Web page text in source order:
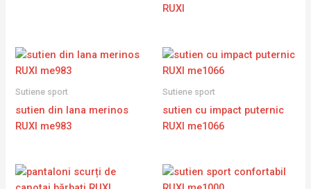
RUXI
Sutiene sport
sutien din lana merinos
RUXI me983
Sutiene sport
sutien cu impact puternic
RUXI me1066